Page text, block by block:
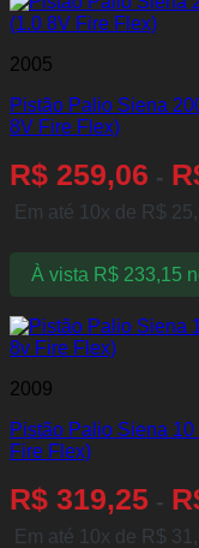
2005
Pistão Palio Siena
8V Fire Flex)
R$ 259,06 -
Em até 10x de R$
À vista R$233,15
2009
Pistão Palio Siena
Fire Flex)
R$ 319,25 -
Em até 10x de R$